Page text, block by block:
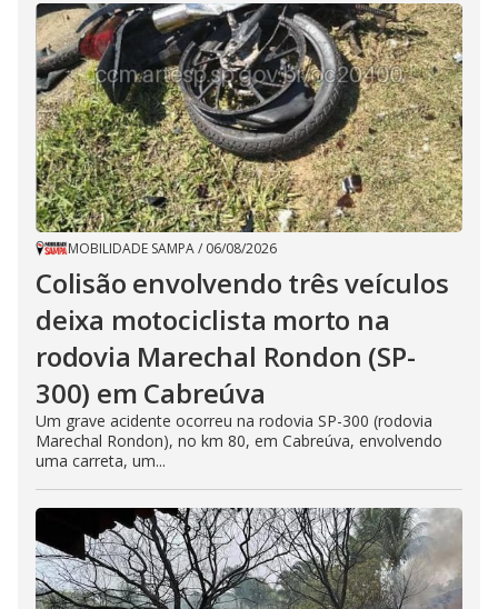
MOBILIDADE SAMPA/ 06/08/2026
Colisão envolvendo três veículos
deixa motociclista morto na
rodovia Marechal Rondon (SP-
300) em Cabreúva
Um grave acidente ocorreu na rodovia SP-300 (rodovia
Marechal Rondon), no km 80, em Cabreúva, envolvendo
uma carreta, um...